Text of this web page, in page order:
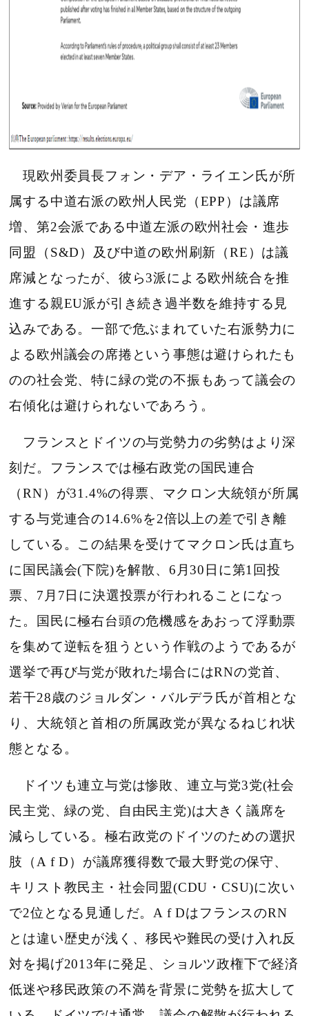
現欧州委員長フォン・デア・ライエン氏が所
属する中道右派の欧州人民党（EPP）は議席
増、第2会派である中道左派の欧州社会・進歩
同盟（S&D）及び中道の欧州刷新（RE）は議
席減となったが、彼ら3派による欧州統合を推
進する親EU派が引き続き過半数を維持する見
込みである。一部で危ぶまれていた右派勢力に
よる欧州議会の席捲という事態は避けられたも
のの社会党、特に緑の党の不振もあって議会の
右傾化は避けられないであろう。
フランスとドイツの与党勢力の劣勢はより深
刻だ。フランスでは極右政党の国民連合
（RN）が31.4%の得票、マクロン大統領が所属
する与党連合の14.6%を2倍以上の差で引き離
している。この結果を受けてマクロン氏は直ち
に国民議会(下院)を解散、6月30日に第1回投
票、7月7日に決選投票が行われることになっ
た。国民に極右台頭の危機感をあおって浮動票
を集めて逆転を狙うという作戦のようであるが
選挙で再び与党が敗れた場合にはRNの党首、
若干28歳のジョルダン・バルデラ氏が首相とな
り、大統領と首相の所属政党が異なるねじれ状
態となる。
ドイツも連立与党は惨敗、連立与党3党(社会
民主党、緑の党、自由民主党)は大きく議席を
減らしている。極右政党のドイツのための選択
肢（A f D）が議席獲得数で最大野党の保守、
キリスト教民主・社会同盟(CDU・CSU)に次い
で2位となる見通しだ。A f DはフランスのRN
とは違い歴史が浅く、移民や難民の受け入れ反
対を掲げ2013年に発足、ショルツ政権下で経済
低迷や移民政策の不満を背景に党勢を拡大して